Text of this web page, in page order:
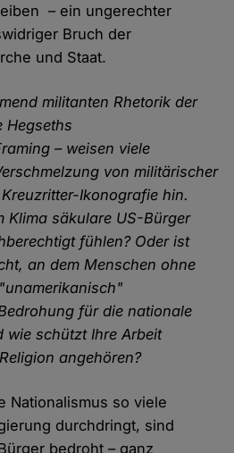
– ein ungerechter
Bruch der
und Staat.
militanten Rhetorik der
Hegseths
– weisen viele
von militärischer
Ikonografie hin.
Klima säkulare US-Bürger
fühlen? Oder ist
an dem Menschen ohne
für die nationale
wie schützt Ihre Arbeit
angehören?
Nationalismus so viele
durchdringt, sind
bedroht – ganz